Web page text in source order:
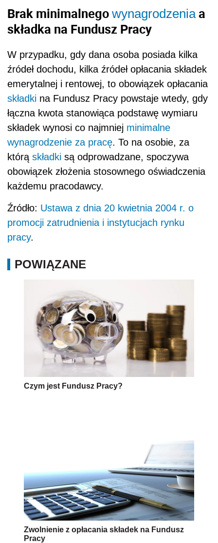
Brak minimalnego wynagrodzeniaa
składka na Fundusz Pracy
W przypadku, gdy dana osoba posiada kilka
źródeł dochodu, kilka źródeł opłacania składek
emerytalnej i rentowej, to obowiązek opłacania
składki na Fundusz Pracy powstaje wtedy, gdy
łączna kwota stanowiąca podstawę wymiaru
składek wynosi co najmniej minimalne
wynagrodzenie za pracę. To na osobie, za
którą składki są odprowadzane, spoczywa
obowiązek złożenia stosownego oświadczenia
każdemu pracodawcy.
Źródło: Ustawa z dnia 20 kwietnia 2004 r. o
promocji zatrudnienia i instytucjach rynku
pracy.
POWIĄZANE
Czym jest Fundusz Pracy?
Zwolnienie z opłacania składek na Fundusz
Pracy